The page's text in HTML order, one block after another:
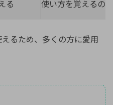
る 使い方を覚えるの
るため、多くの方に愛用